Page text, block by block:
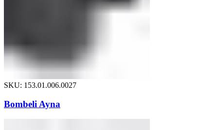
SKU: 153.01.006.0027
Bombeli Ayna